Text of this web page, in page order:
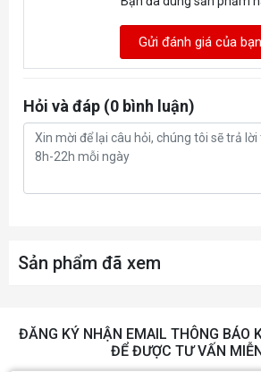
450mm
Coldplate
Dimensions
56 x 56mm
Fan
Control
AMD
Ryzen
Gửi đánh giá của bạn
Hỏi và đáp (0 bình luận)
Sản phẩm đã xem
ĐĂNG KÝ NHẬN EMAIL THÔNG BÁO
ĐỂ ĐƯỢC TƯ VẤN MIỄN